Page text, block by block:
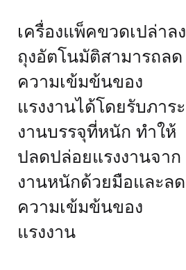
เครื่องแพ็คขวดเปล่าลง
ถุงอัตโนมัติสามารถลด
ความเข้มข้นของ
แรงงานได้โดยรับภาระ
งานบรรจุที่หนัก ทำให้
ปลดปล่อยแรงงานจาก
งานหนักด้วยมือและลด
ความเข้มข้นของ
แรงงาน